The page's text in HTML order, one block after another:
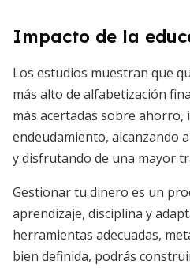
Impacto de la
Los estudios muestran que
más alto de alfabetización
más acertadas sobre ahorro,
endeudamiento, alcanzando
y disfrutando de una mayor
Gestionar tu dinero es un
aprendizaje, disciplina y
herramientas adecuadas,
bien definida, podrás